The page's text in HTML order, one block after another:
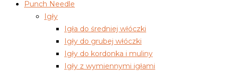
Punch Needle
Igły
Igła do średniej włóczki
Igły do grubej włóczki
Igły do kordonka i muliny
Igły z wymiennymi igłami